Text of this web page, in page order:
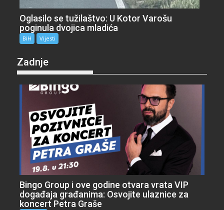
Oglasilo se tužilaštvo: U Kotor Varošu
poginula dvojica mladića
BiH Vijesti
Zadnje
Bingo Group i ove godine otvara vrata VIP
događaja građanima: Osvojite ulaznice za
koncert Petra Graše